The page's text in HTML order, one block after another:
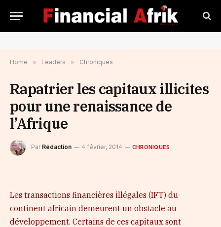
Home » Leaders » Chroniques
Rapatrier les capitaux illicites
pour une renaissance de
l’Afrique
Par Rédaction 4 février, 2014 CHRONIQUES
Les transactions financières illégales (IFT) du
continent africain demeurent un obstacle au
développement. Certains de ces capitaux sont